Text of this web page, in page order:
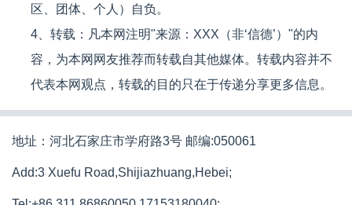
区、团体、个人）自负。
4、转载：凡本网注明"来源：XXX（非‘信德’）"的内
容，为本网网友推荐而转载自其他媒体。转载内容并不
代表本网观点，转载的目的只在于传递分享更多信息。
地址：河北石家庄市学府路3号 邮编:050061
Add:3 Xuefu Road,Shijiazhuang,Hebei;